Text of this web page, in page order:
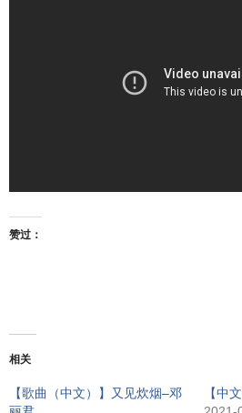
赞过：
相关
【歌曲（中文）】又见炊烟–邓
【中